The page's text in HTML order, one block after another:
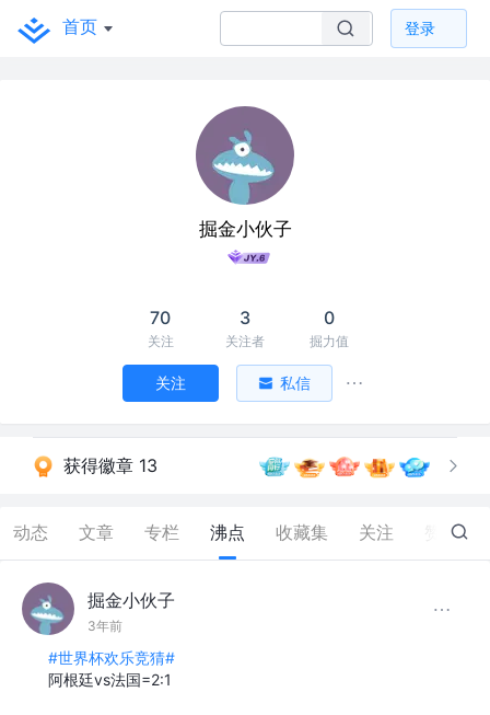
首页 登录
掘金小伙子
70
关注
3
关注者
0
掘力值
关注 私信
获得徽章 13
动态 文章 专栏 沸点 收藏集 关注 332
掘金小伙子
3年前
#世界杯欢乐竞猜#
阿根廷vs法国=2:1